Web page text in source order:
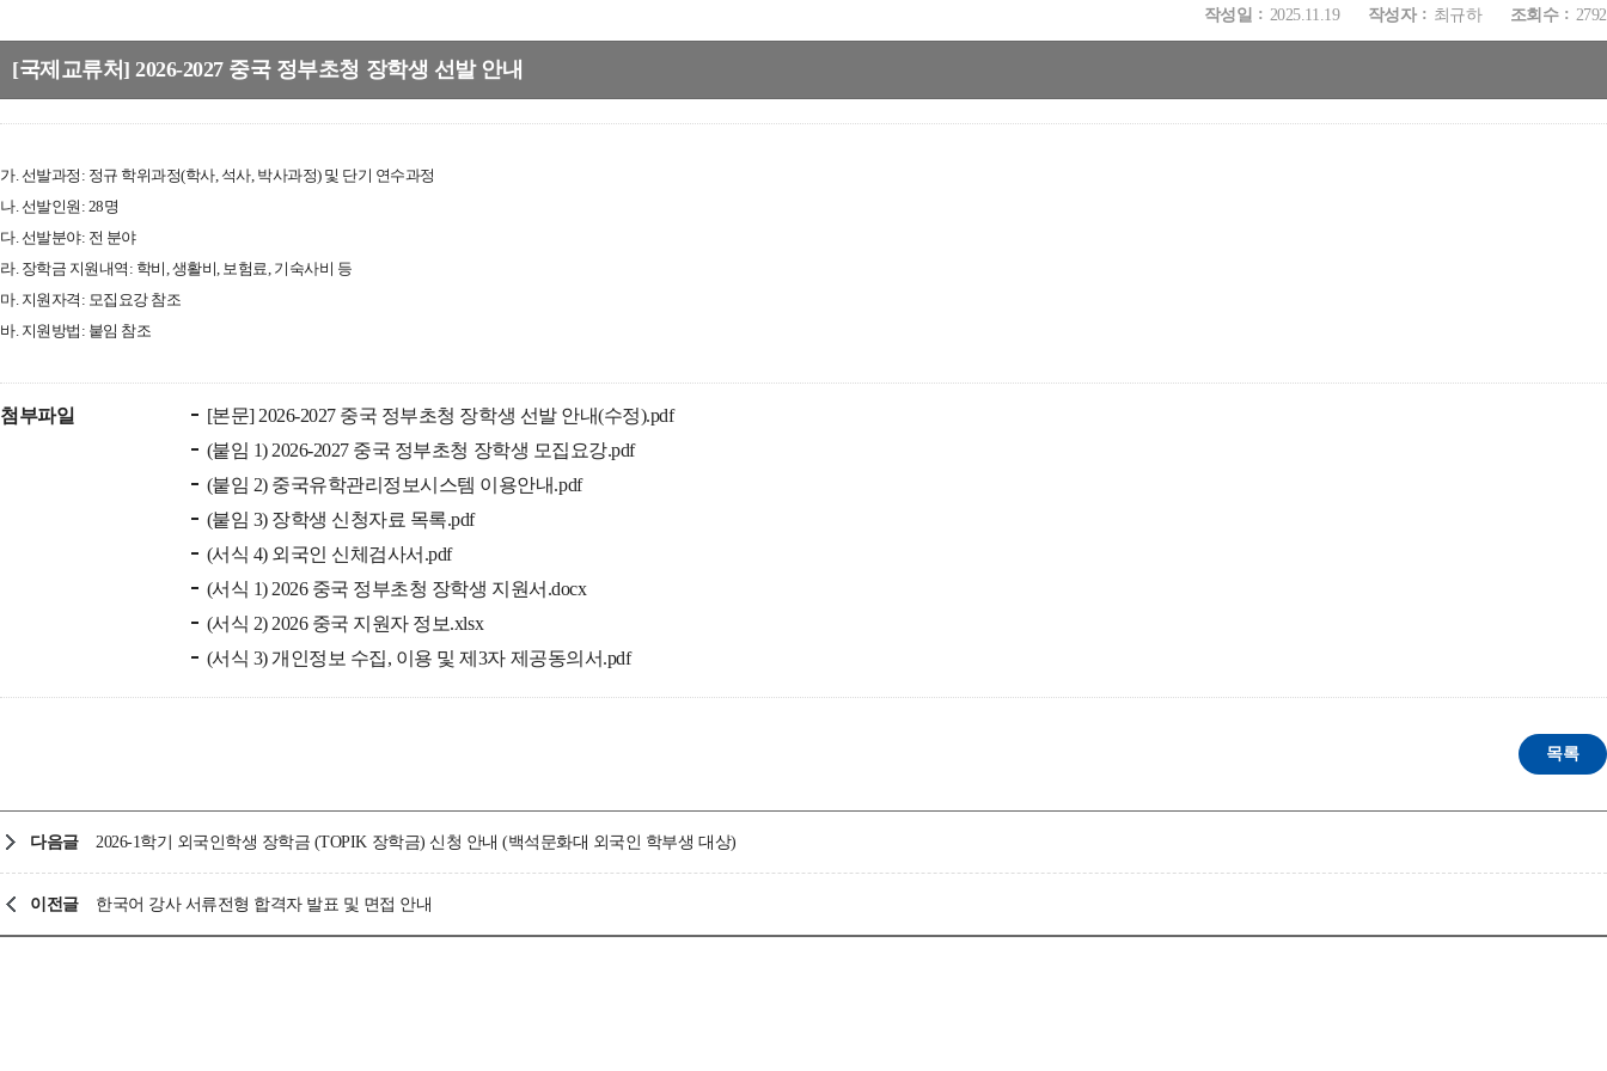
작성일 2025.11.19 작성자 최규하 조회수 2792
[국제교류처] 2026-2027 중국 정부초청 장학생 선발 안내
가. 선발과정: 정규 학위과정(학사, 석사, 박사과정) 및 단기 연수과정
나. 선발인원: 28명
다. 선발분야: 전 분야
라. 장학금 지원내역: 학비, 생활비, 보험료, 기숙사비 등
마. 지원자격: 모집요강 참조
바. 지원방법: 붙임 참조
첨부파일
[본문] 2026-2027 중국 정부초청 장학생 선발 안내(수정).pdf
(붙임 1) 2026-2027 중국 정부초청 장학생 모집요강.pdf
(붙임 2) 중국유학관리정보시스템 이용안내.pdf
(붙임 3) 장학생 신청자료 목록.pdf
(서식 4) 외국인 신체검사서.pdf
(서식 1) 2026 중국 정부초청 장학생 지원서.docx
(서식 2) 2026 중국 지원자 정보.xlsx
(서식 3) 개인정보 수집, 이용 및 제3자 제공동의서.pdf
다음글 2026-1학기 외국인학생 장학금 (TOPIK 장학금) 신청 안내 (백석문화대 외국인 학부생 대상)
이전글 한국어 강사 서류전형 합격자 발표 및 면접 안내